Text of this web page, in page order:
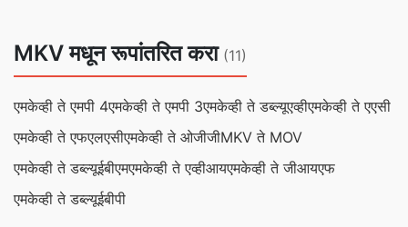
MKV मधून रूपांतरित करा (11)
एमकेव्ही ते एमपी 4एमकेव्ही ते एमपी 3एमकेव्ही ते डब्ल्यूएव्हीएमकेव्ही ते एएसी
एमकेव्ही ते एफएलएसीएमकेव्ही ते ओजीजीMKV ते MOV
एमकेव्ही ते डब्ल्यूईबीएमएमकेव्ही ते एव्हीआयएमकेव्ही ते जीआयएफ
एमकेव्ही ते डब्ल्यूईबीपी